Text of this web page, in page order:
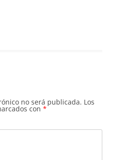
no será publicada. Los
con *